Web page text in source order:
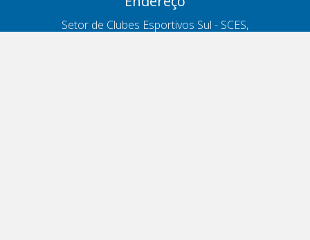
Setor de Clubes Esportivos Sul - SCES,